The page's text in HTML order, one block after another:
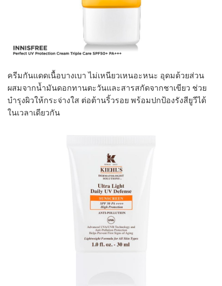
ครีมกันแดดเนื้อบางเบา ไม่เหนียวเหนอะหนะ อุดมด้วยส่วน
ผสมจากน้ำมันดอกทานตะวันและสารสกัดจากชาเขียว ช่วย
บำรุงผิวให้กระจ่างใส ต่อต้านริ้วรอย พร้อมปกป้องรังสียูวีได้
ในเวลาเดียวกัน